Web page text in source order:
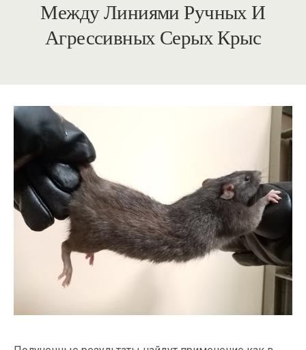
Между Линиями Ручных И
Агрессивных Серых Крыс